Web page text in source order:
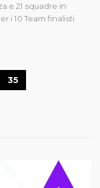
e 21 squadre in
i 10 Team finalisti
35